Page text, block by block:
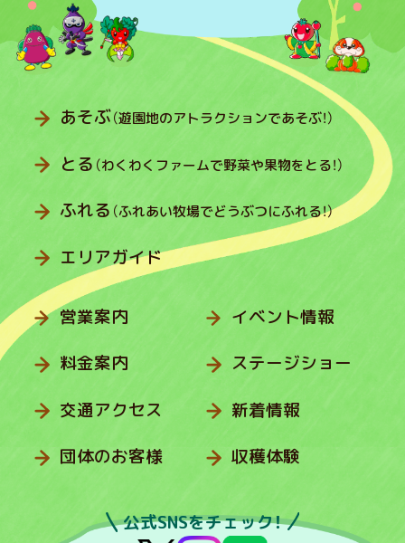
あそぶ（遊園地のアトラクションであそぶ！）
とる （わくわくファームで野菜や果物をとる！）
ふれる （ふれあい牧場でどうぶつにふれる！）
エリアガイド
営業案内
料金案内
交通アクセス
団体のお客様
イベント情報
ステージショー
新着情報
収穫体験
公式SNSをチェック！